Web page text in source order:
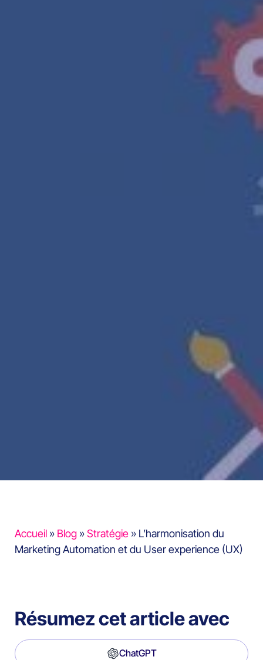
Accueil » Blog »Stratégie » L’harmonisation du
Marketing Automation et du User experience (UX)
Résumez cet article avec
ChatGPT